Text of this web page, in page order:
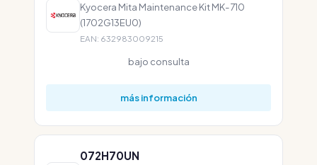
Kyocera Mita Maintenance Kit MK-710
(1702G13EU0)
EAN: 632983009215
bajo consulta
más información
072H70UN